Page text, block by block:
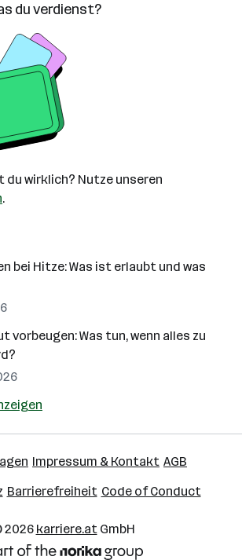
du verdienst?
du wirklich? Nutze unseren
.
bei Hitze: Was ist erlaubt und was
vorbeugen: Was tun, wenn alles zu
Impressum & Kontakt AGB
Barrierefreiheit Code of Conduct
2026 karriere.atGmbH